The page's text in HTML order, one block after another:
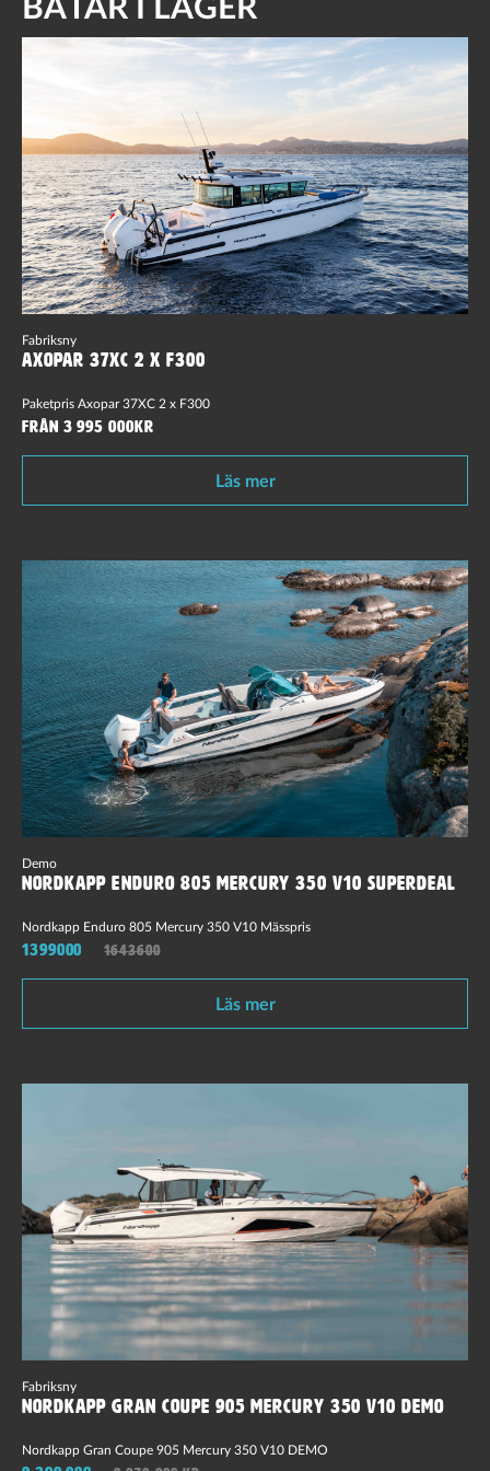
Fabriksny
Axopar 37XC 2 x F300
Paketpris Axopar 37XC 2 x F300
Från 3 995 000kr
Läs mer
Demo
Nordkapp Enduro 805 Mercury 350 V10 Superdeal
Nordkapp Enduro 805 Mercury 350 V10 Mässpris
1399000 1643600
Läs mer
Fabriksny
Nordkapp Gran Coupe 905 Mercury 350 V10 Demo
Nordkapp Gran Coupe 905 Mercury 350 V10 DEMO